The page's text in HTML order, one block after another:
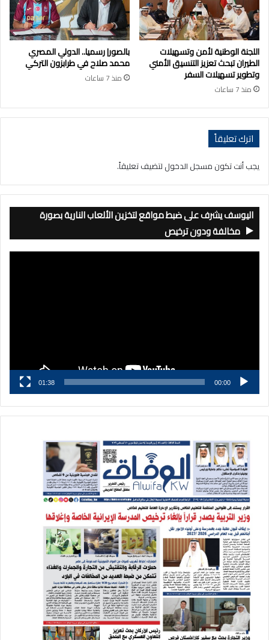
اللجنة الوطنية لأمن وتسهيلات
الطيران تبحث تعزيز التنسيق الأمني
وتطوير تسهيلات السفر
منذ 7 ساعات
بالصور| رسميا.. الدولي المصري
محمد صلاح في طرابزون التركي
منذ 7 ساعات
اترك تعليقاً
يجب أنت تكون مسجل الدخول لتضيف تعليقاً.
اليوسف يشرف على ضبط مواقع لتخزين الألعاب النارية بصورة
مخالفة ودون ترخيص
00:00
01:38